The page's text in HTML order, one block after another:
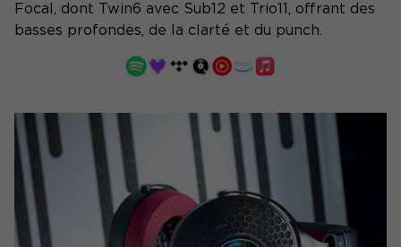
Focal, dont Twin6 avec Sub12 et Trio11, offrant des
basses profondes, de la clarté et du punch.